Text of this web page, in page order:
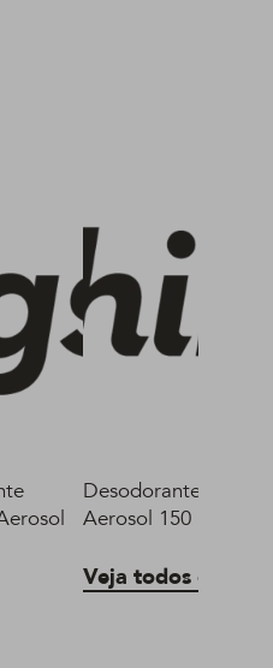
Desodorante
Aerosol 150 ml
Veja todos os